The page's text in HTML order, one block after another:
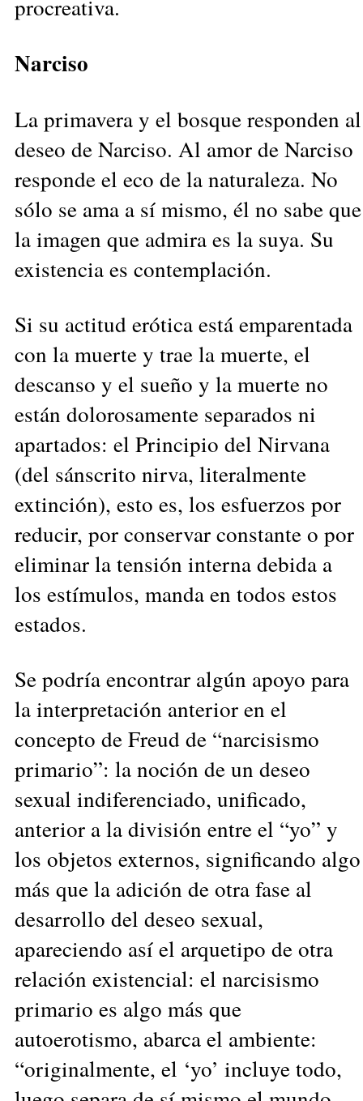
procreativa.
Narciso
La primavera y el bosque responden al
deseo de Narciso. Al amor de Narciso
responde el eco de la naturaleza. No
sólo se ama a sí mismo, él no sabe que
la imagen que admira es la suya. Su
existencia es contemplación.
Si su actitud erótica está emparentada
con la muerte y trae la muerte, el
descanso y el sueño y la muerte no
están dolorosamente separados ni
apartados: el Principio del Nirvana
(del sánscrito nirva, literalmente
extinción), esto es, los esfuerzos por
reducir, por conservar constante o por
eliminar la tensión interna debida a
los estímulos, manda en todos estos
estados.
Se podría encontrar algún apoyo para
la interpretación anterior en el
concepto de Freud de “narcisismo
primario”: la noción de un deseo
sexual indiferenciado, unificado,
anterior a la división entre el “yo” y
los objetos externos, significando algo
más que la adición de otra fase al
desarrollo del deseo sexual,
apareciendo así el arquetipo de otra
relación existencial: el narcisismo
primario es algo más que
autoerotismo, abarca el ambiente:
“originalmente, el ‘yo’ incluye todo,